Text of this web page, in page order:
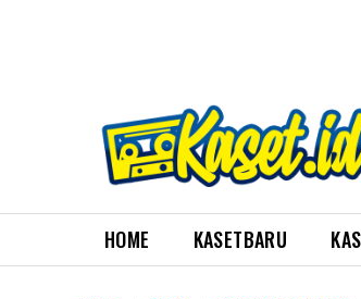
HOME KASETBARU